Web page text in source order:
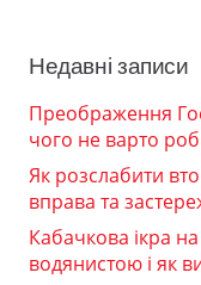
Недавні записи
Преображення
чого не варто
Як розслабити
вправа та
Кабачкова ікра
водянистою і як